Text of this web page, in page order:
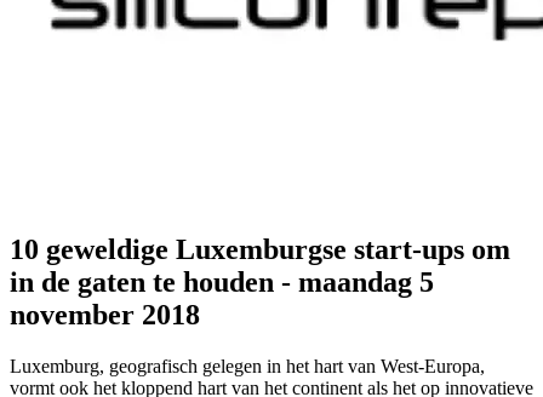
10 geweldige Luxemburgse start-ups om
in de gaten te houden - maandag 5
november 2018
Luxemburg, geografisch gelegen in het hart van West-Europa,
vormt ook het kloppend hart van het continent als het op innovatieve